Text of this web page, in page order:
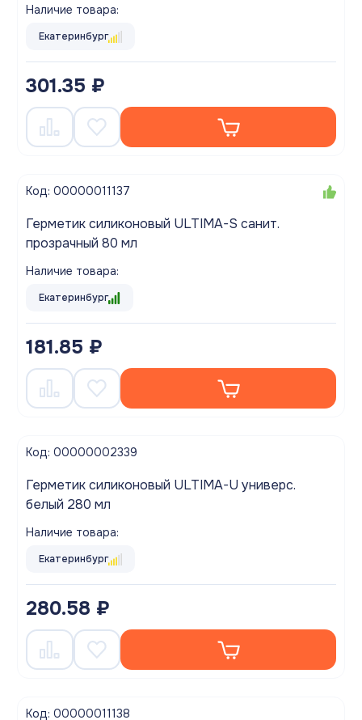
Наличие товара:
Екатеринбург
301.35 ₽
Код: 00000011137
Герметик силиконовый ULTIMA-S санит.
прозрачный 80 мл
Наличие товара:
Екатеринбург
181.85 ₽
Код: 00000002339
Герметик силиконовый ULTIMA-U универс.
белый 280 мл
Наличие товара:
Екатеринбург
280.58 ₽
Код: 00000011138